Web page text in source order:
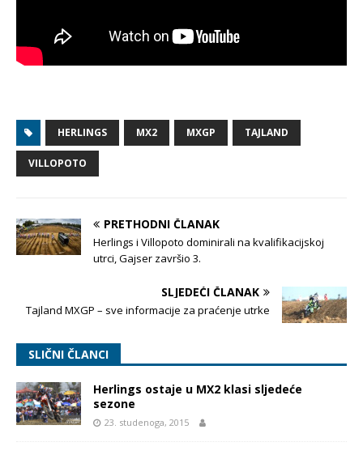
HERLINGS MX2 MXGP TAJLAND
VILLOPOTO
PRETHODNI ČLANAK
Herlings i Villopoto dominirali na kvalifikacijskoj
utrci, Gajser završio 3.
SLJEDEĆI ČLANAK
Tajland MXGP – sve informacije za praćenje utrke
SLIČNI ČLANCI
Herlings ostaje u MX2 klasi sljedeće
sezone
23. studenoga, 2015